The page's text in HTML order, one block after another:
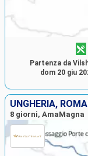
Partenza da
dom 20 giu
UNGHERIA,
8 giorni, AmaMagna